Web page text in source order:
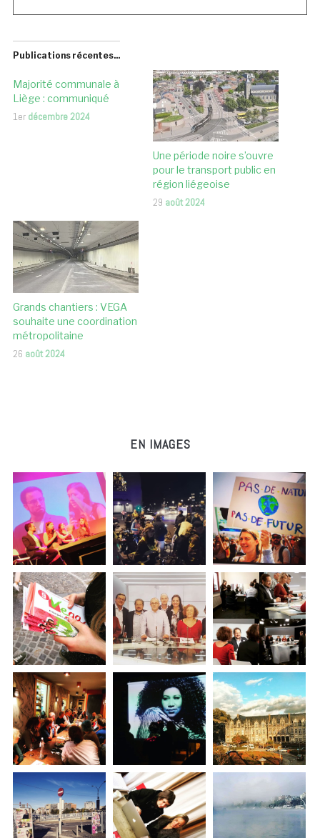
Publications récentes...
Majorité communale à
Liège : communiqué
1er décembre 2024
Une période noire s’ouvre
pour le transport public en
région liégeoise
29 août 2024
Grands chantiers : VEGA
souhaite une coordination
métropolitaine
26 août 2024
EN IMAGES